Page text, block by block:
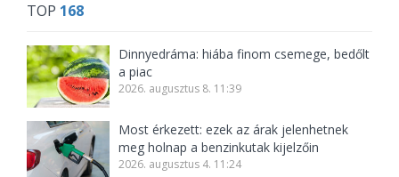
TOP 168
Dinnyedráma: hiába finom csemege, bedőlt
a piac
2026. augusztus 8. 11:39
Most érkezett: ezek az árak jelenhetnek
meg holnap a benzinkutak kijelzőin
2026. augusztus 4. 11:24